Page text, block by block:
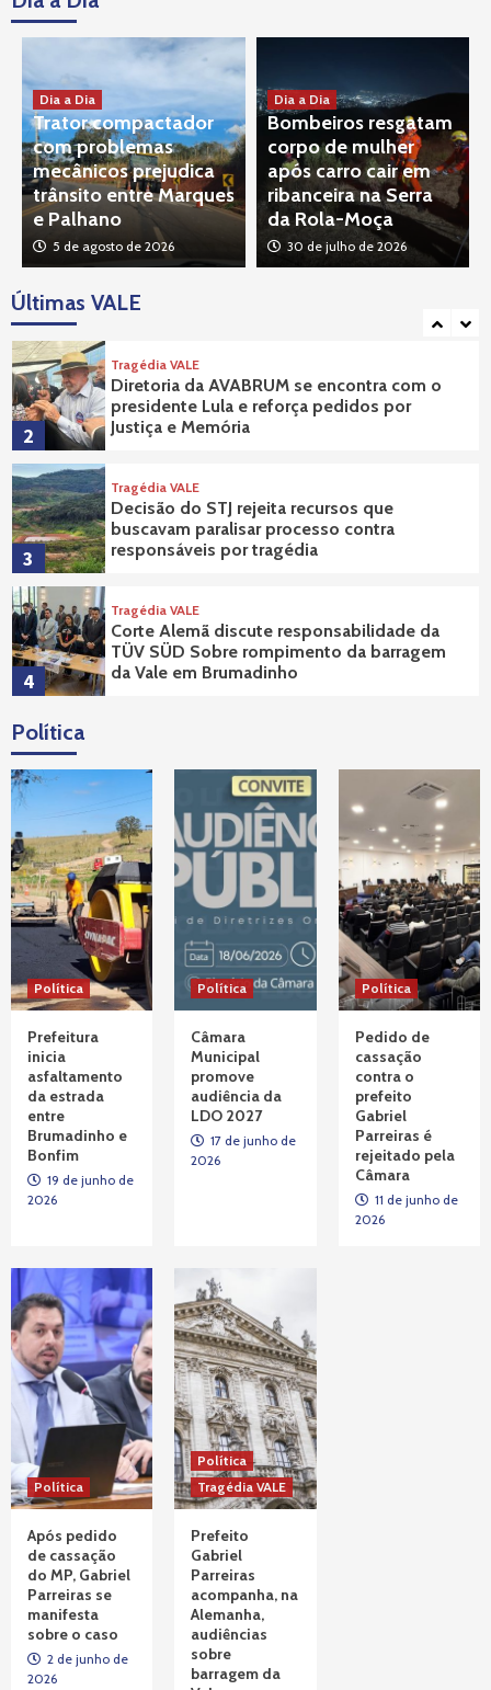
Dia a Dia
Trator compactador
com problemas
mecânicos prejudica
trânsito entre Marques
e Palhano
5 de agosto de 2026
Dia a Dia
Bombeiros resgatam
corpo de mulher
após carro cair em
ribanceira na Serra
da Rola-Moça
30 de julho de 2026
Últimas VALE
TÜV SÜD Sobre rompimento da barragem
da Vale em Brumadinho
5
Política Tragédia VALE
Prefeito Gabriel Parreiras acompanha, na
Alemanha, audiências sobre barragem da
Vale
1
Tragédia VALE
Atingidos pela tragédia da Vale protestam
na sede do MPF, em Belo Horizonte
2
Tragédia VALE
Diretoria da AVABRUM se encontra com o
presidente Lula e reforça pedidos por
Justiça e Memória
3
Tragédia VALE
Decisão do STJ rejeita recursos que
buscavam paralisar processo contra
responsáveis por tragédia
4
Tragédia VALE
Corte Alemã discute responsabilidade da
TÜV SÜD Sobre rompimento da barragem
da Vale em Brumadinho
5
Alemanha, audiências sobre barragem da
1
Tragédia VALE
Atingidos pela tragédia da Vale protestam
na sede do MPF, em Belo Horizonte
2
Tragédia VALE
Diretoria da AVABRUM se encontra com o
Justiça e Memória
3
Tragédia VALE
Decisão do STJ rejeita recursos que
buscavam paralisar processo contra
responsáveis por tragédia
Política
Política
Prefeitura
inicia
asfaltamento
da estrada
entre
Brumadinho e
Bonfim
19 de junho de
2026
Política
Câmara
Municipal
promove
audiência da
LDO 2027
17 de junho de
2026
Política
Pedido de
cassação
contra o
prefeito
Gabriel
Parreiras é
rejeitado pela
Câmara
11 de junho de
2026
Política
Após pedido
de cassação
do MP, Gabriel
Parreiras se
manifesta
sobre o caso
2 de junho de
2026
Política
Tragédia VALE
Prefeito
Gabriel
Parreiras
acompanha, na
Alemanha,
audiências
sobre
barragem da